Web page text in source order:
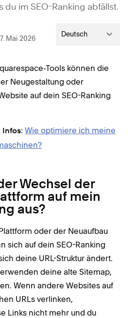
du im SEO-Ranking abfällst.
Mai 2026 Deutsch
Tools können die
Neugestaltung oder
auf dein SEO-Ranking
Infos: Wie optimiere ich meine
Wechsel der
auf mein
aus?
oder der Neuaufbau
sich auf dein SEO-Ranking
deine URL-Struktur ändert.
deine alte Sitemap,
Wenn andere Websites auf
URLs verlinken,
Links nicht mehr und du